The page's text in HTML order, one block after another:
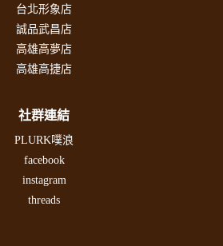
台北形象店
誠品武昌店
高雄高夢店
高雄高捷店
社群連結
PLURK噗浪
facebook
instagram
threads